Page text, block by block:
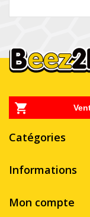
Catégories
Informations
Mon compte